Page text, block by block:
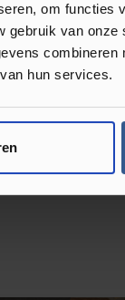
om functies
gebruik van
hun services.
uitgebreide
Of je nu komt